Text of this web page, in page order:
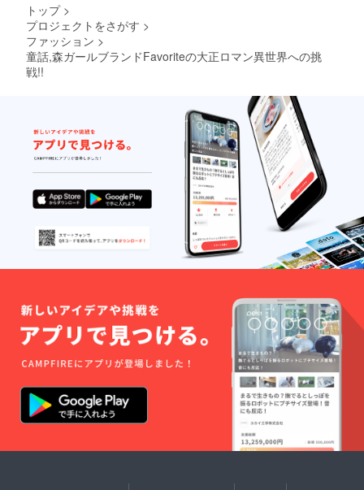
トップ >
プロジェクトをさがす >
ファッション >
童話,森ガールブランドFavoriteの大正ロマン異世界への挑
戦!!